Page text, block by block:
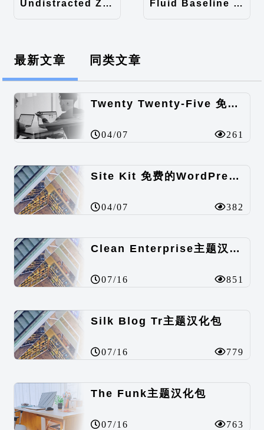
Undistracted Zen主题汉化包 Fluid Baseline Grid主题汉化包
最新文章 同类文章
Twenty Twenty-Five 免费的WordPress内容主题
04/07 261
Site Kit 免费的WordPress数据统计插件
04/07 382
Clean Enterprise主题汉化包
07/16 851
Silk Blog Tr主题汉化包
07/16 779
The Funk主题汉化包
07/16 763